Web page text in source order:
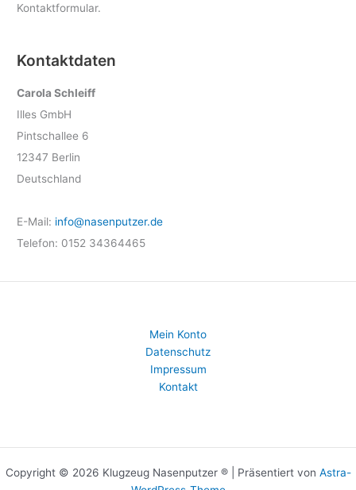
Kontaktformular.
Kontaktdaten
Carola Schleiff
Illes GmbH
Pintschallee 6
12347 Berlin
Deutschland
E-Mail: info@nasenputzer.de
Telefon: 0152 34364465
Mein Konto
Datenschutz
Impressum
Kontakt
Copyright © 2026 Klugzeug Nasenputzer ® | Präsentiert von Astra-